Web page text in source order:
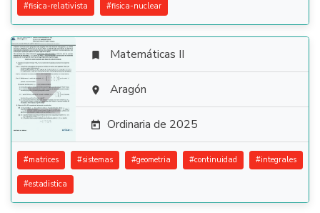
#fisica-relativista #fisica-nuclear

 Matemáticas II
 Aragón
 Ordinaria de 2025
#matrices #sistemas #geometria #continuidad #integrales
#estadistica